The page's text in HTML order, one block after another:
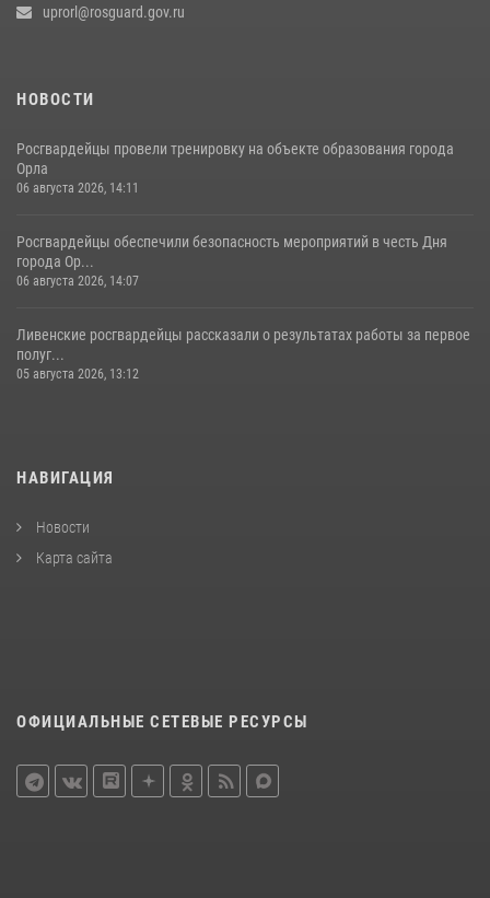
uprorl@rosguard.gov.ru
НОВОСТИ
Росгвардейцы провели тренировку на объекте образования города
Орла
06 августа 2026, 14:11
Росгвардейцы обеспечили безопасность мероприятий в честь Дня
города Ор...
06 августа 2026, 14:07
Ливенские росгвардейцы рассказали о результатах работы за первое
полуг...
05 августа 2026, 13:12
НАВИГАЦИЯ
Новости
Карта сайта
ОФИЦИАЛЬНЫЕ СЕТЕВЫЕ РЕСУРСЫ